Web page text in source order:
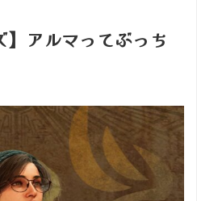
】アルマってぶっち